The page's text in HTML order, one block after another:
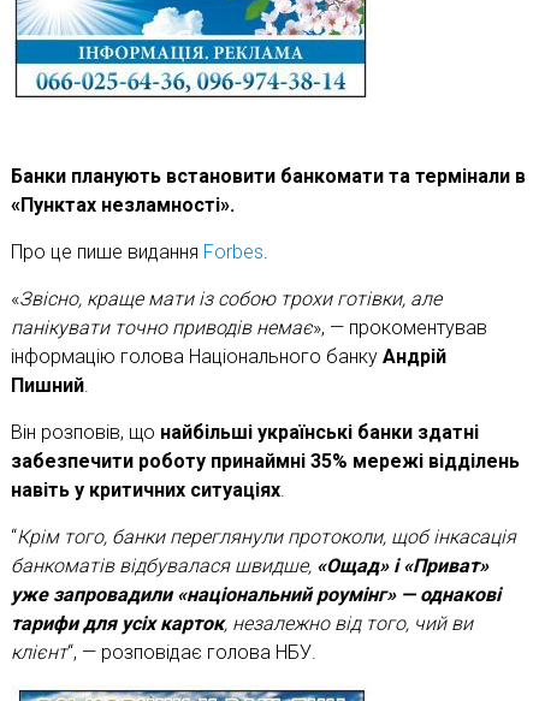
Банки планують встановити банкомати та термінали в
«Пунктах незламності».
Про це пише видання Forbes
«Звісно, краще мати із собою трохи готівки, але
панікувати точно приводів немає», — прокоментував
інформацію голова Національного банку Андрій
Пишний.
Він розповів, що найбільші українські банки здатні
забезпечити роботу принаймні 35% мережі відділень
навіть у критичних ситуаціях.
“Крім того, банки переглянули протоколи, щоб інкасація
банкоматів відбувалася швидше, «Ощад» і «Приват»
уже запровадили «національний роумінг» — однакові
тарифи для усіх карток, незалежно від того, чий ви
клієнт“, — розповідає голова НБУ.